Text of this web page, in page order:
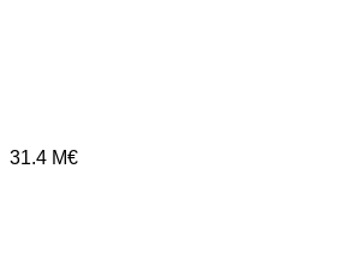
31.4 M€